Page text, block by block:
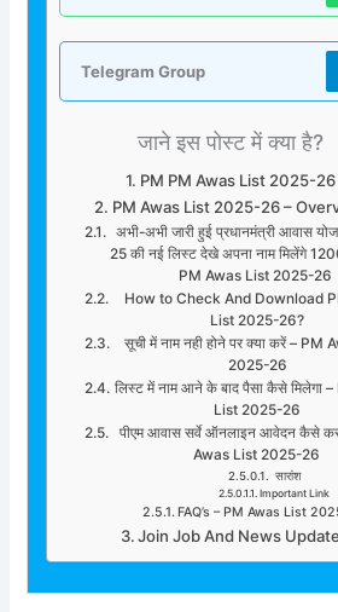
Telegram Group
जाने इस पोस्ट में क्या है?
PM PM Awas List 2025-26
PM Awas List 2025-26 –
अभी-अभी जारी हुई प्रधानमंत्री आवास
25 की नई लिस्ट देखे अपना नाम मिलेंगे
PM Awas List 2025-26
How to Check And Download
List 2025-26?
सूची में नाम नही होने पर क्या करें – PM
2025-26
लिस्ट में नाम आने के बाद पैसा कैसे मिलेगा
List 2025-26
पीएम आवास सर्वे ऑनलाइन आवेदन कैसे
Awas List 2025-26
सारांश
Important Link
FAQ’s – PM Awas List
Join Job And News Update